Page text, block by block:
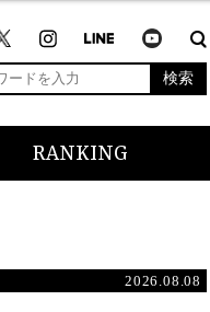
検索
RANKING
2026.08.08